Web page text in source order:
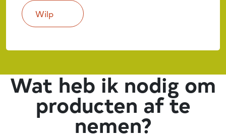
Wilp
Wat heb ik nodig om
producten af te
nemen?